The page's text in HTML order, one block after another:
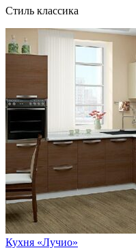
Стиль классика
Кухня «Лучио»